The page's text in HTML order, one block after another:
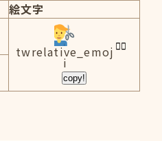
絵文字
twrelative_emoj
i
copy!